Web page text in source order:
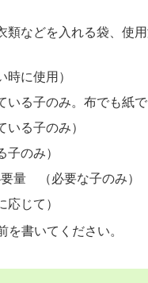
などを入れる袋、使用
に使用）
る子のみ。布でも紙で
る子のみ）
のみ）
量 （必要な子のみ）
じて）
書いてください。